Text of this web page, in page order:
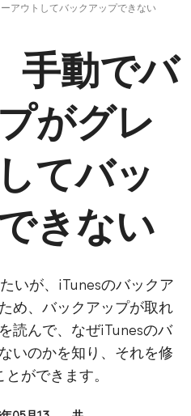
アウトしてバックアップできない
手動でバ
がグレ
てバッ
きない
いが、iTunesのバックア
め、バックアップが取れ
読んで、なぜiTunesのバ
いのかを知り、それを修
ができます。